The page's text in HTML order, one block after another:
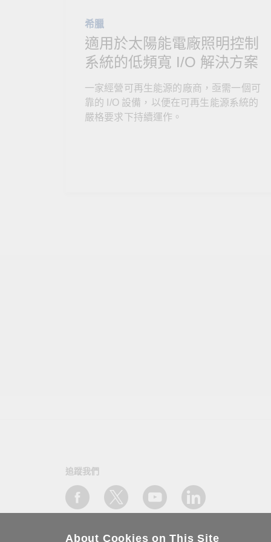
希臘
適用於太陽能電廠照明控制
系統的低頻寬 I/O 解決方案
一家經營可再生能源的廠商，亟需一個可
靠的 I/O 設備，以便在可再生能源系統的
嚴格要求下持續運作。
追蹤我們
About Cookies on This Site